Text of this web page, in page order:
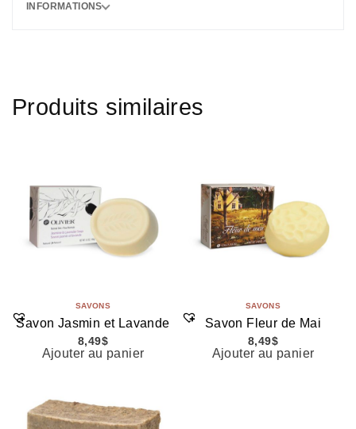
INFORMATIONS
Produits similaires
SAVONS
Savon Jasmin et Lavande
8,49$
Ajouter au panier
SAVONS
Savon Fleur de Mai
8,49$
Ajouter au panier